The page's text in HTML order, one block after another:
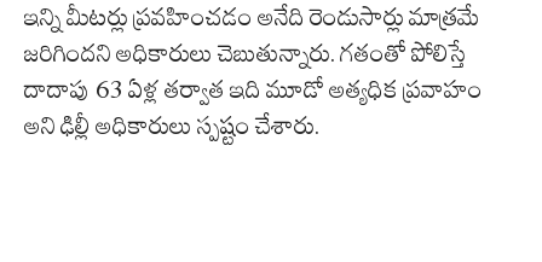
ఇన్ని మీటర్లు ప్రవహించడం అనేది రెండుసార్లు మాత్రమే
జరిగిందని అధికారులు చెబుతున్నారు. గతంతో పోలిస్తే
దాదాపు 63 ఏళ్ల తర్వాత ఇది మూడో అత్యధిక ప్రవాహం
అని ఢిల్లీ అధికారులు స్పష్టం చేశారు.